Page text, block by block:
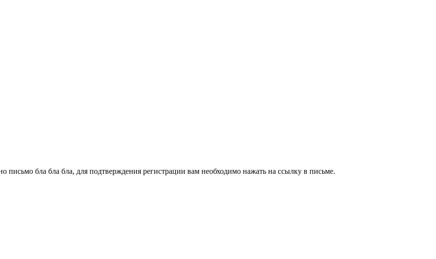
письмо бла бла бла, для подтверждения регистрации вам необходимо нажать на ссылку в письме.